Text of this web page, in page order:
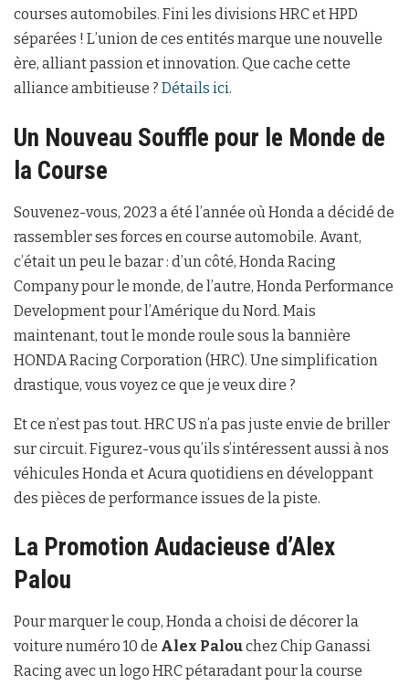
courses automobiles. Fini les divisions HRC et HPD
séparées ! L’union de ces entités marque une nouvelle
ère, alliant passion et innovation. Que cache cette
alliance ambitieuse ? Détails ici.
Un Nouveau Souffle pour le Monde de
la Course
Souvenez-vous, 2023 a été l’année où Honda a décidé de
rassembler ses forces en course automobile. Avant,
c’était un peu le bazar : d’un côté, Honda Racing
Company pour le monde, de l’autre, Honda Performance
Development pour l’Amérique du Nord. Mais
maintenant, tout le monde roule sous la bannière
HONDA Racing Corporation (HRC). Une simplification
drastique, vous voyez ce que je veux dire ?
Et ce n’est pas tout. HRC US n’a pas juste envie de briller
sur circuit. Figurez-vous qu’ils s’intéressent aussi à nos
véhicules Honda et Acura quotidiens en développant
des pièces de performance issues de la piste.
La Promotion Audacieuse d’Alex
Palou
Pour marquer le coup, Honda a choisi de décorer la
voiture numéro 10 de Alex Palouchez Chip Ganassi
Racing avec un logo HRC pétaradant pour la course